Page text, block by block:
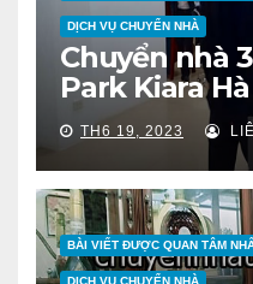
DỊCH VỤ CHUYỂN NHÀ
Chuyển nhà
Park Kiara
TH6 19, 2023
BÀI VIẾT ĐƯỢC QUAN TÂM
DỊCH VỤ CHUYỂN NHÀ